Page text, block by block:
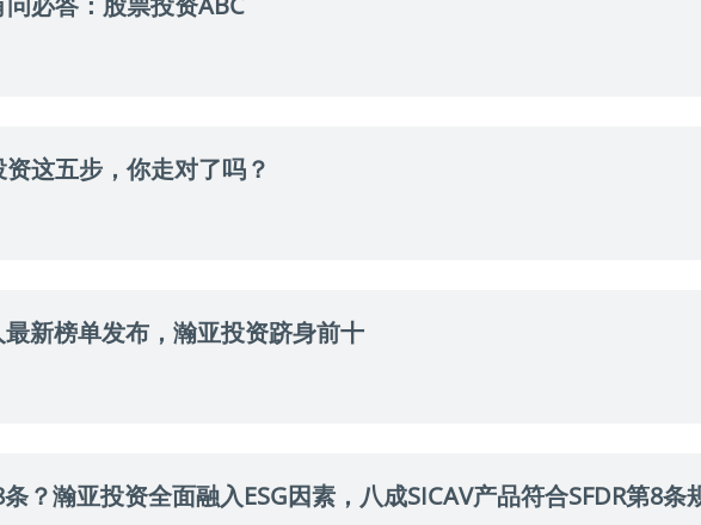
这五步，你走对了吗？
新榜单发布，瀚亚投资跻身前十
？瀚亚投资全面融入ESG因素，八成SICAV产品符合SFDR第8条